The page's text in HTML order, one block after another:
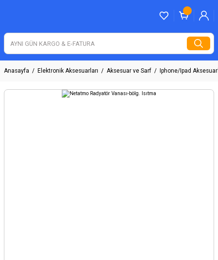
Anasayfa Elektronik Aksesuarları Aksesuar ve Sarf Iphone/Ipad